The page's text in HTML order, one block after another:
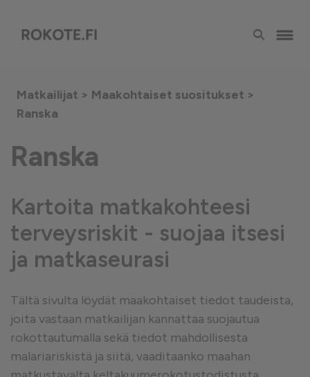
Matkailijat > Maakohtaiset suositukset >
Ranska
Ranska
Kartoita matkakohteesi
terveysriskit - suojaa itsesi
ja matkaseurasi
Tältä sivulta löydät maakohtaiset tiedot taudeista,
joita vastaan matkailijan kannattaa suojautua
rokottautumalla sekä tiedot mahdollisesta
malariariskistä ja siitä, vaaditaanko maahan